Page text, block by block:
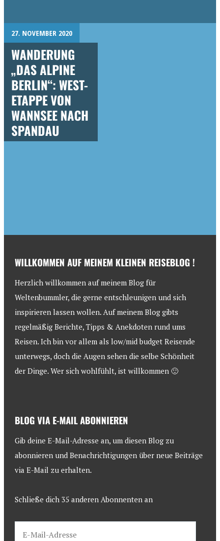
27. NOVEMBER 2020
WANDERUNG
„DAS ALPINE
BERLIN“: WEST-
ETAPPE VON
WANNSEE NACH
SPANDAU
WILLKOMMEN AUF MEINEM KLEINEN REISEBLOG !
Herzlich willkommen auf meinem Blog für
Weltenbummler, die gerne entschleunigen und sich
inspirieren lassen wollen. Auf meinem Blog gibts
regelmäßig Berichte, Tipps & Anekdoten rund ums
Reisen. Ich bin vor allem als low/mid budget Reisende
unterwegs, doch die Augen sehen die selbe Schönheit
der Dinge. Wer sich wohlfühlt, ist willkommen 🙂
BLOG VIA E-MAIL ABONNIEREN
Gib deine E-Mail-Adresse an, um diesen Blog zu
abonnieren und Benachrichtigungen über neue Beiträge
via E-Mail zu erhalten.
Schließe dich 35 anderen Abonnenten an